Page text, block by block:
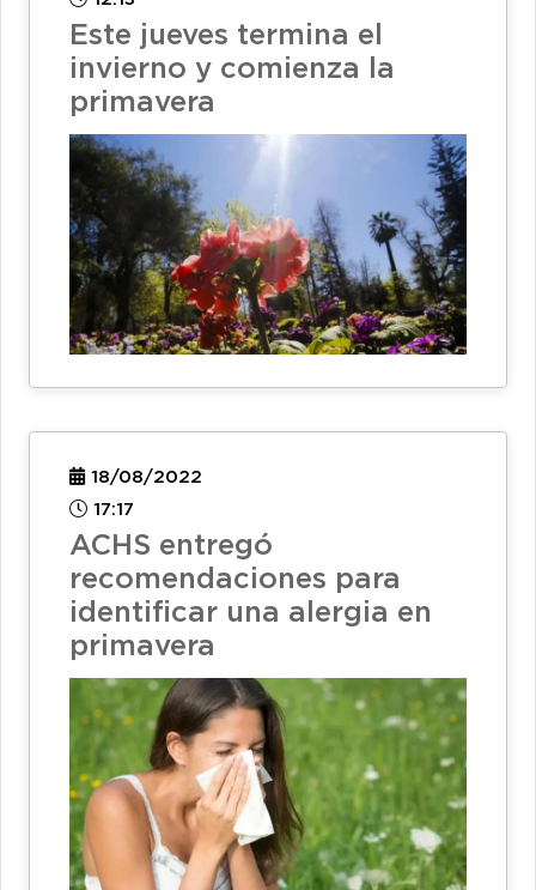
Este jueves termina el
invierno y comienza la
primavera
18/08/2022
17:17
ACHS entregó
recomendaciones para
identificar una alergia en
primavera